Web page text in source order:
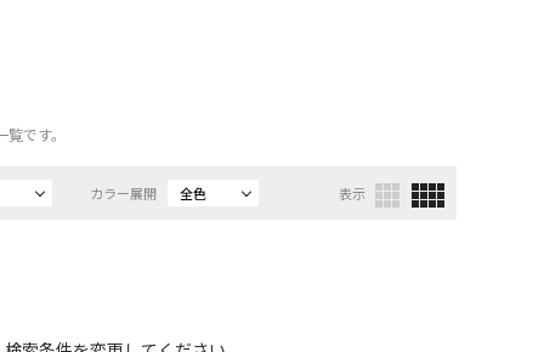
です。
カラー展開 全色 表示